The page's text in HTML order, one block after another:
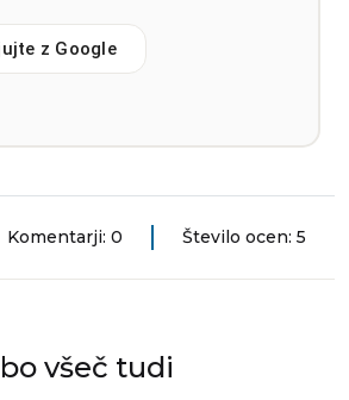
z Google
Komentarji: 0 Število ocen: 5
všeč tudi